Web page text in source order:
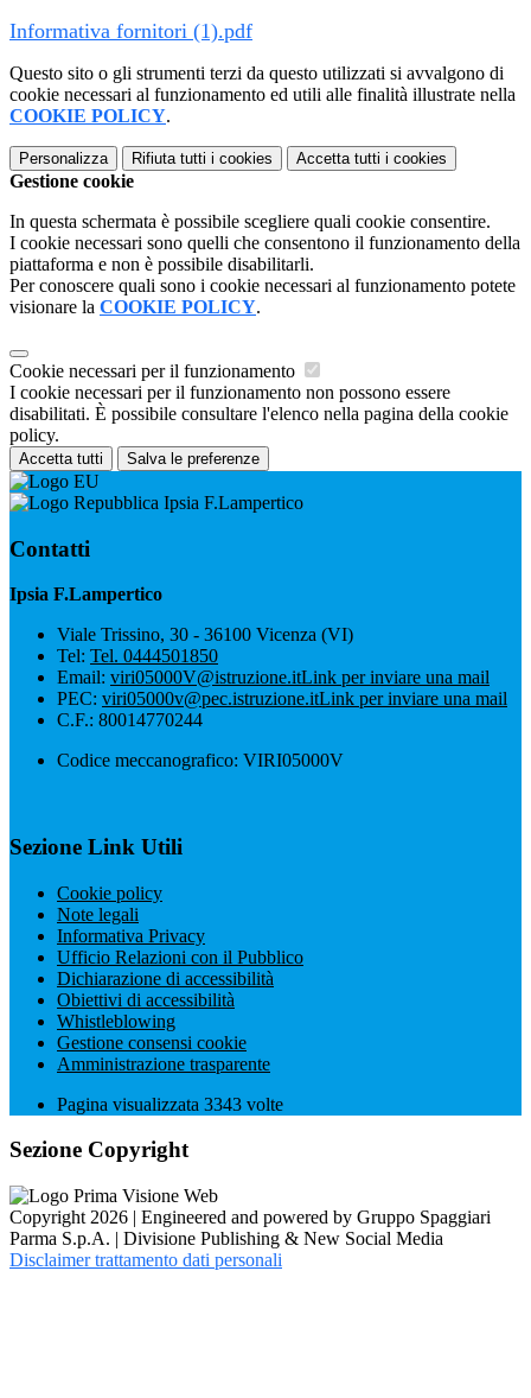
Informativa fornitori (1).pdf
Questo sito o gli strumenti terzi da questo utilizzati si avvalgono di
cookie necessari al funzionamento ed utili alle finalità illustrate nella
COOKIE POLICY.
Personalizza Rifiuta tutti i cookies Accetta tutti i cookies
Gestione cookie
In questa schermata è possibile scegliere quali cookie consentire.
I cookie necessari sono quelli che consentono il funzionamento della
piattaforma e non è possibile disabilitarli.
Per conoscere quali sono i cookie necessari al funzionamento potete
visionare la COOKIE POLICY.
Cookie necessari per il funzionamento
I cookie necessari per il funzionamento non possono essere
disabilitati. È possibile consultare l'elenco nella pagina della cookie
policy.
Accetta tutti Salva le preferenze
Ipsia F.Lampertico
Contatti
Ipsia F.Lampertico
Viale Trissino, 30 - 36100 Vicenza (VI)
Tel: Tel. 0444501850
Email: viri05000V@istruzione.itLink per inviare una mail
PEC: viri05000v@pec.istruzione.itLink per inviare una mail
C.F.: 80014770244
Codice meccanografico: VIRI05000V
Sezione Link Utili
Cookie policy
Note legali
Informativa Privacy
Ufficio Relazioni con il Pubblico
Dichiarazione di accessibilità
Obiettivi di accessibilità
Whistleblowing
Gestione consensi cookie
Amministrazione trasparente
Pagina visualizzata 3343 volte
Sezione Copyright
Copyright 2026 | Engineered and powered by Gruppo Spaggiari
Parma S.p.A. | Divisione Publishing & New Social Media
Disclaimer trattamento dati personali